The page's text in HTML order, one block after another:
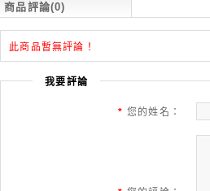
商品評論(0)
此商品暫無評論！
我要評論
* 您的姓名：